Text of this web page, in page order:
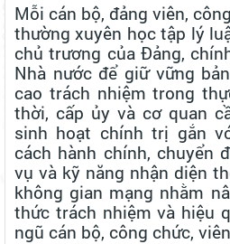
Mỗi cán bộ, đảng viên,
thường xuyên học tập lý
chủ trương của Đảng,
Nhà nước để giữ vững
cao trách nhiệm trong
thời, cấp ủy và cơ quan
sinh hoạt chính trị gắn
cách hành chính, chuyển
vụ và kỹ năng nhận diện
không gian mạng nhằm
thức trách nhiệm và hiệu
ngũ cán bộ, công chức,